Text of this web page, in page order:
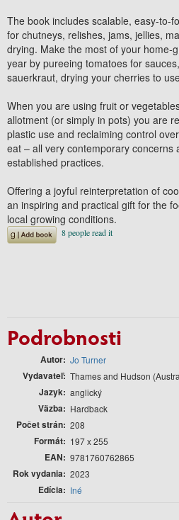
The book includes scalable, easy-to-
for chutneys, relishes, jams, jellies,
drying. Make the most of your home-
year by pureeing tomatoes for
sauerkraut, drying your cherries to
When you are using fruit or
allotment (or simply in pots) you are
plastic use and reclaiming control
eat – all very contemporary concerns
established practices.
Offering a joyful reinterpretation of
an inspiring and practical gift for the
local growing conditions.
Podrobnosti
Autor Jo Turner
Vydavateľ Thames and Hudson
Jazyk anglický
Väzba Hardback
Počet strán 208
Formát 197 x 255
EAN 9781760762865
Rok vydania 2023
Edícia Iné